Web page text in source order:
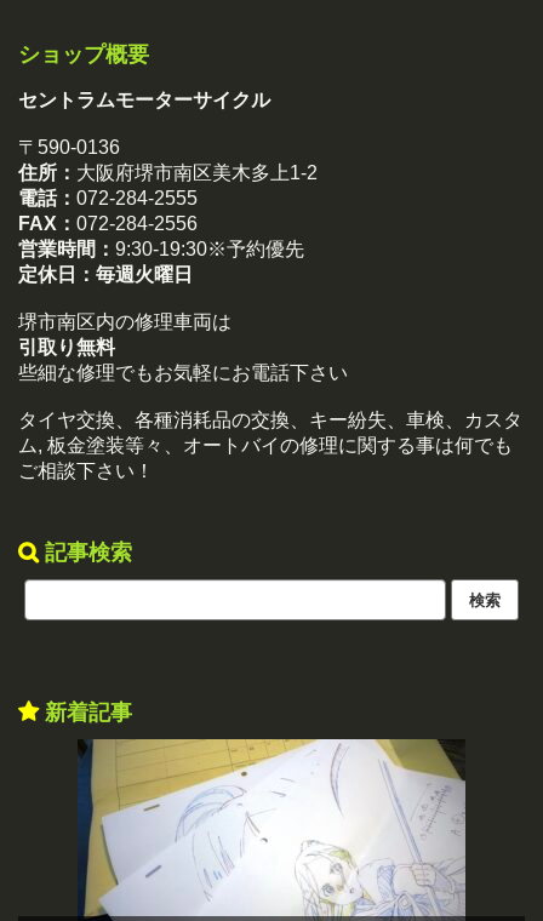
ショップ概要
セントラムモーターサイクル
〒590-0136
住所： 大阪府堺市南区美木多上1-2
電話： 072-284-2555
FAX： 072-284-2556
営業時間： 9:30-19:30※予約優先
定休日： 毎週火曜日
堺市南区内の修理車両は
引取り無料
些細な修理でもお気軽にお電話下さい
タイヤ交換、各種消耗品の交換、キー紛失、車検、カスタ
ム, 板金塗装等々、オートバイの修理に関する事は何でも
ご相談下さい！
記事検索
新着記事